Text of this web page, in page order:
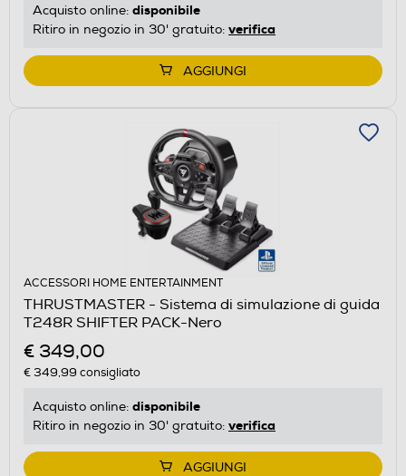
Acquisto online: disponibile
Ritiro in negozio in 30' gratuito: verifica
AGGIUNGI
ACCESSORI HOME ENTERTAINMENT
THRUSTMASTER - Sistema di simulazione di guida
T248R SHIFTER PACK-Nero
€ 349,00
€ 349,99 consigliato
Acquisto online: disponibile
Ritiro in negozio in 30' gratuito: verifica
AGGIUNGI